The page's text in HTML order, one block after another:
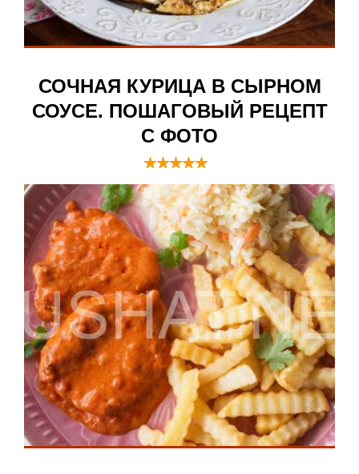
СОЧНАЯ КУРИЦА В СЫРНОМ
СОУСЕ. ПОШАГОВЫЙ РЕЦЕПТ
С ФОТО